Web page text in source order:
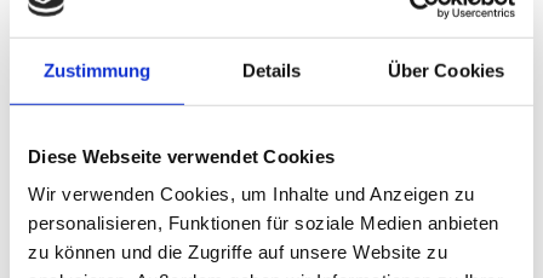
Zustimmung Details Über Cookies
Diese Webseite verwendet Cookies
Wir verwenden Cookies, um Inhalte und Anzeigen zu
personalisieren, Funktionen für soziale Medien anbieten
zu können und die Zugriffe auf unsere Website zu
die Position des Unternehmens als weltweites Vorbild gefestigt.
Im Jahr 2001 spezialisierte sich „Istobal“ ausschließlich auf den
zu großen Industrieprojekten. Dieser strategische Ansatz war der